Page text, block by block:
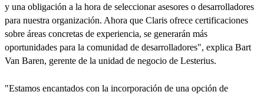
y una obligación a la hora de seleccionar asesores o desarrolladores
para nuestra organización. Ahora que Claris ofrece certificaciones
sobre áreas concretas de experiencia, se generarán más
oportunidades para la comunidad de desarrolladores", explica Bart
Van Baren, gerente de la unidad de negocio de Lesterius.
"Estamos encantados con la incorporación de una opción de